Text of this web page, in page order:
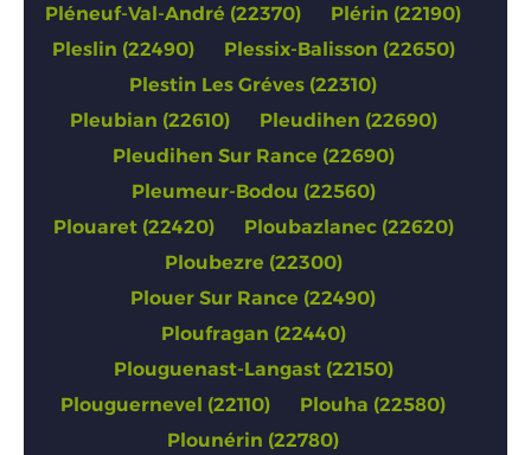
Pléneuf-Val-André (22370)
Plérin (22190)
Pleslin (22490)
Plessix-Balisson (22650)
Plestin Les Gréves (22310)
Pleubian (22610)
Pleudihen (22690)
Pleudihen Sur Rance (22690)
Pleumeur-Bodou (22560)
Plouaret (22420)
Ploubazlanec (22620)
Ploubezre (22300)
Plouer Sur Rance (22490)
Ploufragan (22440)
Plouguenast-Langast (22150)
Plouguernevel (22110)
Plouha (22580)
Plounérin (22780)